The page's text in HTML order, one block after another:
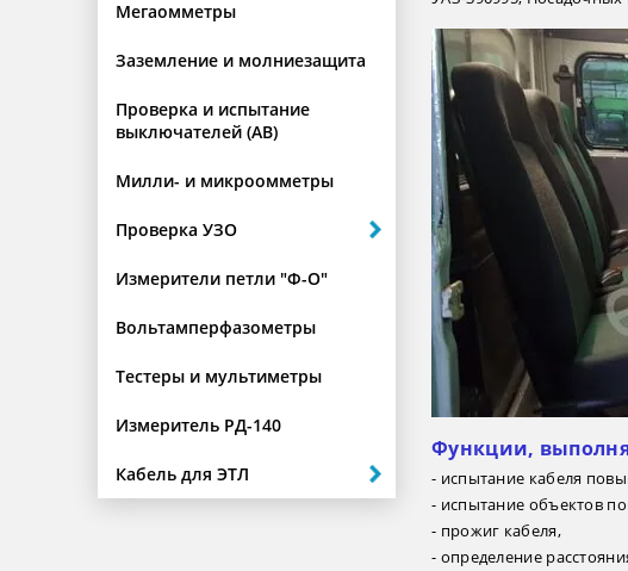
Мегаомметры
Заземление и молниезащита
Проверка и испытание
выключателей (АВ)
Милли- и микроомметры
Проверка УЗО
Измерители петли "Ф-О"
Вольтамперфазометры
Тестеры и мультиметры
Измеритель РД-140
Кабель для ЭТЛ
Функции,
- испытание кабеля
- испытание объектов
- прожиг кабеля,
- определение